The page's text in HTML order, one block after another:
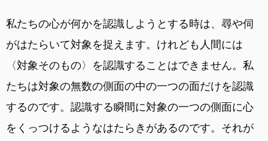
私たちの心が何かを認識しようとする時は、尋や伺
がはたらいて対象を捉えます。けれども人間には
〈対象そのもの〉を認識することはできません。私
たちは対象の無数の側面の中の一つの面だけを認識
するのです。認識する瞬間に対象の一つの側面に心
をくっつけるようなはたらきがあるのです。それが